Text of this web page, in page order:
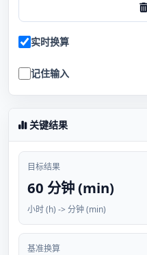
实时换算
记住输入
关键结果
目标结果
60 分钟 (min)
小时 (h) -> 分钟 (min)
基准换算